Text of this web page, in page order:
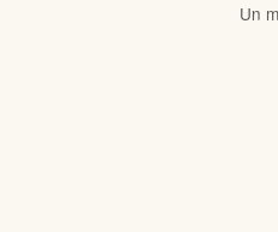
Un